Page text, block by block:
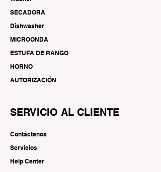
SECADORA
Dishwasher
MICROONDA
ESTUFA DE RANGO
HORNO
AUTORIZACIÓN
SERVICIO AL CLIENTE
Contáctenos
Servicios
Help Center